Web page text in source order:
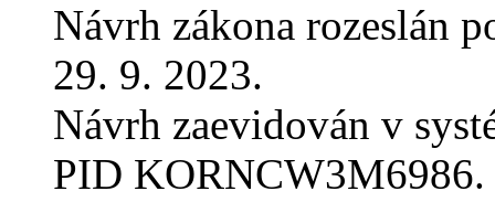
Návrh zákona rozeslán
29. 9. 2023.
Návrh zaevidován v
PID KORNCW3M6986.